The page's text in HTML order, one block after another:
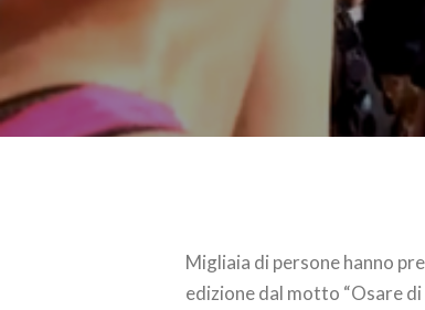
Migliaia di persone hanno
edizione dal motto “Osare